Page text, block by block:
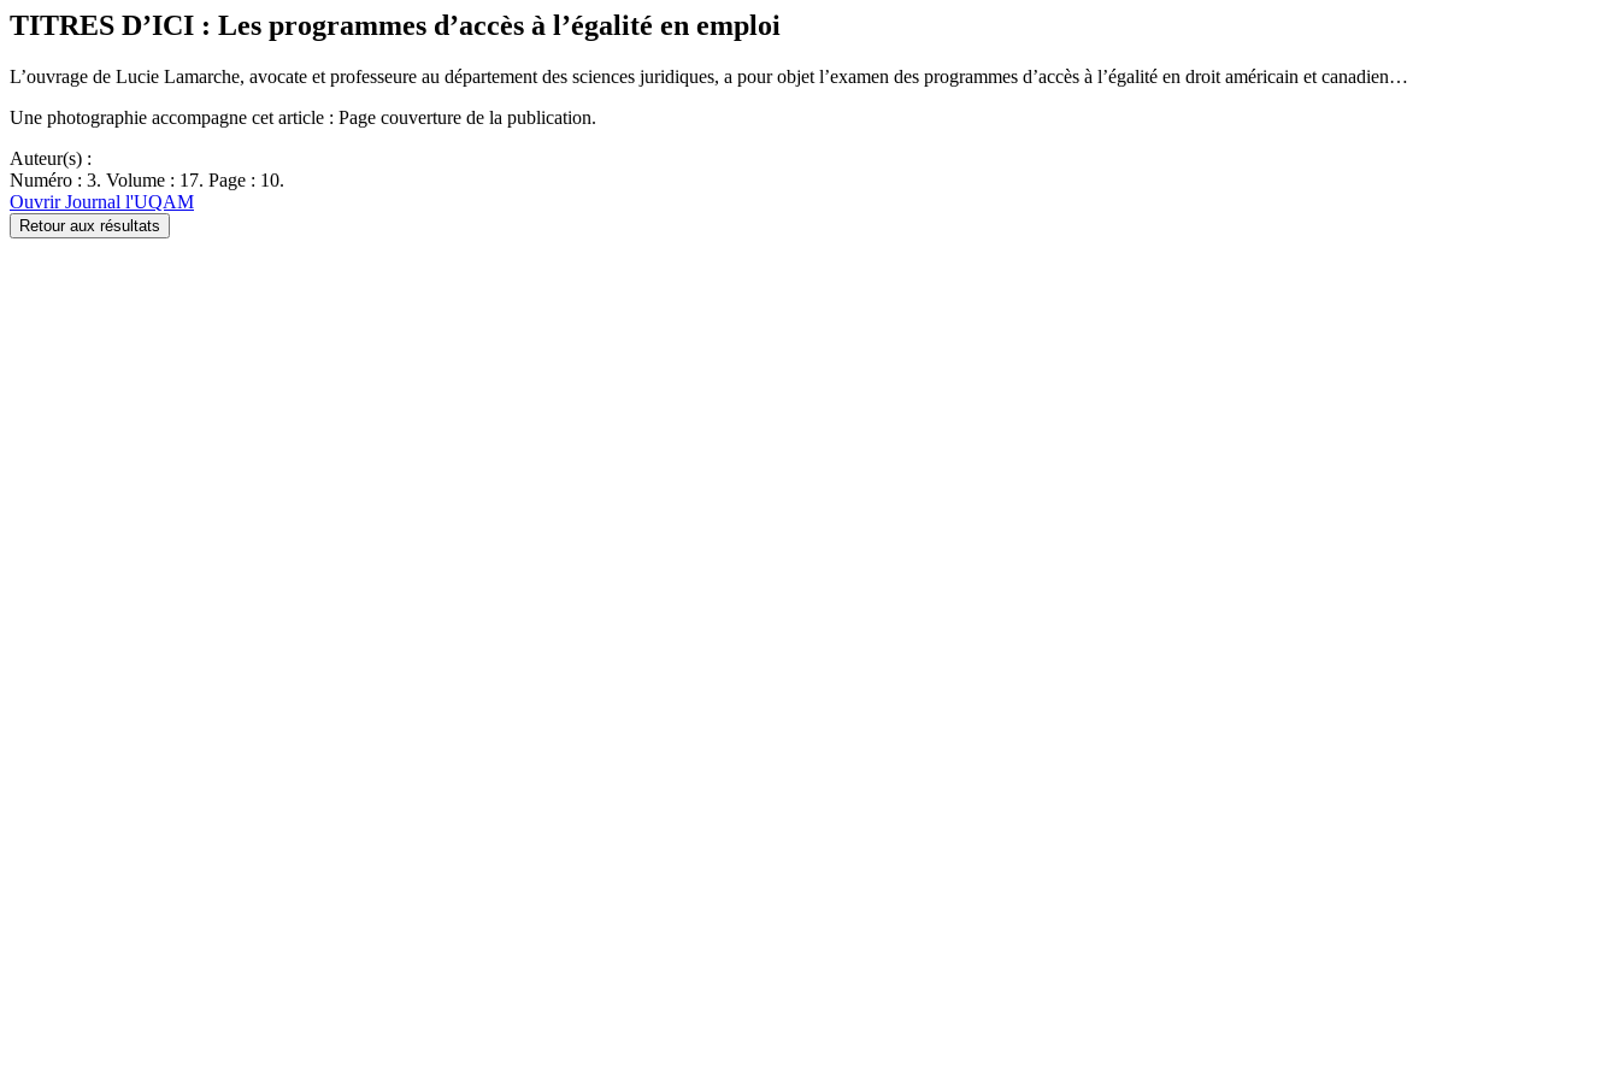
TITRES D’ICI : Les programmes d’accès à l’égalité en emploi
L’ouvrage de Lucie Lamarche, avocate et professeure au département des sciences juridiques, a pour objet l’examen des programmes d’accès à l’égalité en droit américain et canadien…
Une photographie accompagne cet article : Page couverture de la publication.
Auteur(s) :
Numéro : 3. Volume : 17. Page : 10.
Ouvrir Journal l'UQAM
Retour aux résultats